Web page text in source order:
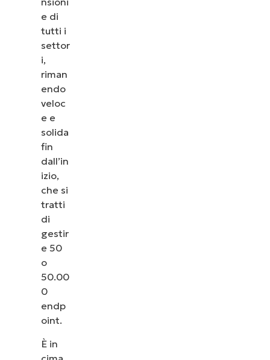
e di
tutti i
settor
i,
riman
endo
veloc
e e
solida
fin
dall’in
izio,
che si
tratti
di
gestir
e 50
o
50.00
0
endp
oint.
È in